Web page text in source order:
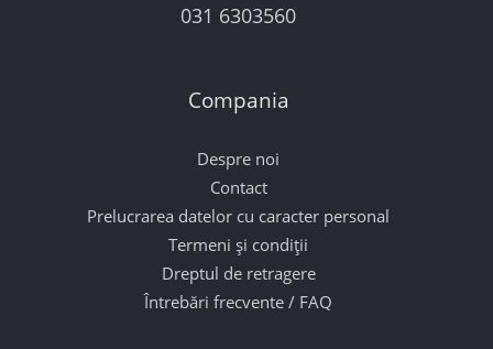
031 6303560
Compania
Despre noi
Contact
Prelucrarea datelor cu caracter personal
Termeni și condiții
Dreptul de retragere
Întrebări frecvente / FAQ